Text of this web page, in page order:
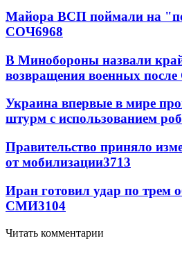
Майора ВСП поймали на
СОЧ6968
В Минобороны назвали
возвращения военных
Украина впервые в мире
штурм с использованием
Правительство приняло
от мобилизации3713
Иран готовил удар по трем
СМИ3104
Читать комментарии